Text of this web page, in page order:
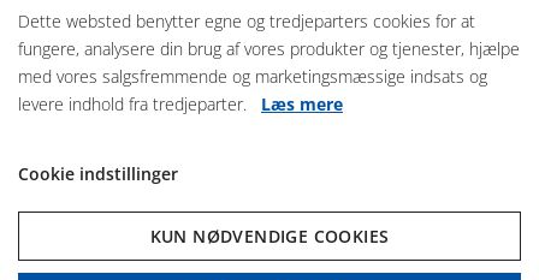
Dimensioner
Egenvægt
2.550 kg
Totalvægt
4.100 kg
Maksimallast
1.550 kg
Dette websted benytter egne og tredjeparters cookies for at
fungere, analysere din brug af vores produkter og tjenester, hjælpe
med vores salgsfremmende og marketingsmæssige indsats og
levere indhold fra tredjeparter. Læs mere
Cookie indstillinger
KUN NØDVENDIGE COOKIES